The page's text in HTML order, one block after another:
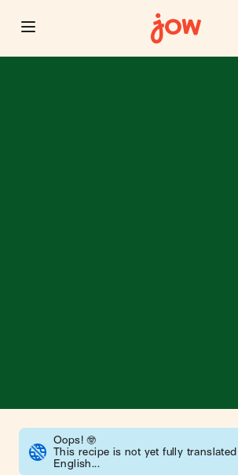
Oops! 🤓
This recipe is not yet fully
English...